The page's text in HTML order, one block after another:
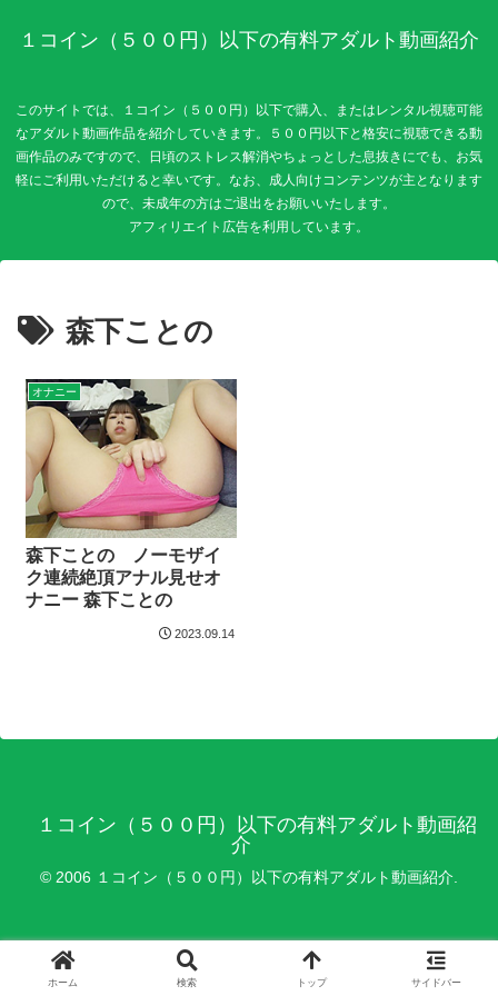
１コイン（５００円）以下の有料アダルト動画紹介
このサイトでは、１コイン（５００円）以下で購入、またはレンタル視聴可能
なアダルト動画作品を紹介していきます。５００円以下と格安に視聴できる動
画作品のみですので、日頃のストレス解消やちょっとした息抜きにでも、お気
軽にご利用いただけると幸いです。なお、成人向けコンテンツが主となります
ので、未成年の方はご退出をお願いいたします。
森下ことの
オナニー
森下ことの ノーモザイ
ク連続絶頂アナル見せオ
ナニー 森下ことの
2023.09.14
１コイン（５００円）以下の有料アダルト動画紹
介
© 2006 １コイン（５００円）以下の有料アダルト動画紹介.
ホーム 検索 トップ サイドバー